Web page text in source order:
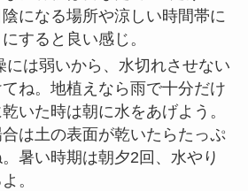
になる場所や涼しい時間帯に
すると良い感じ。
には弱いから、水切れさせない
ね。地植えなら雨で十分だけ
いた時は朝に水をあげよう。
は土の表面が乾いたらたっぷ
暑い時期は朝夕2回、水やり
。